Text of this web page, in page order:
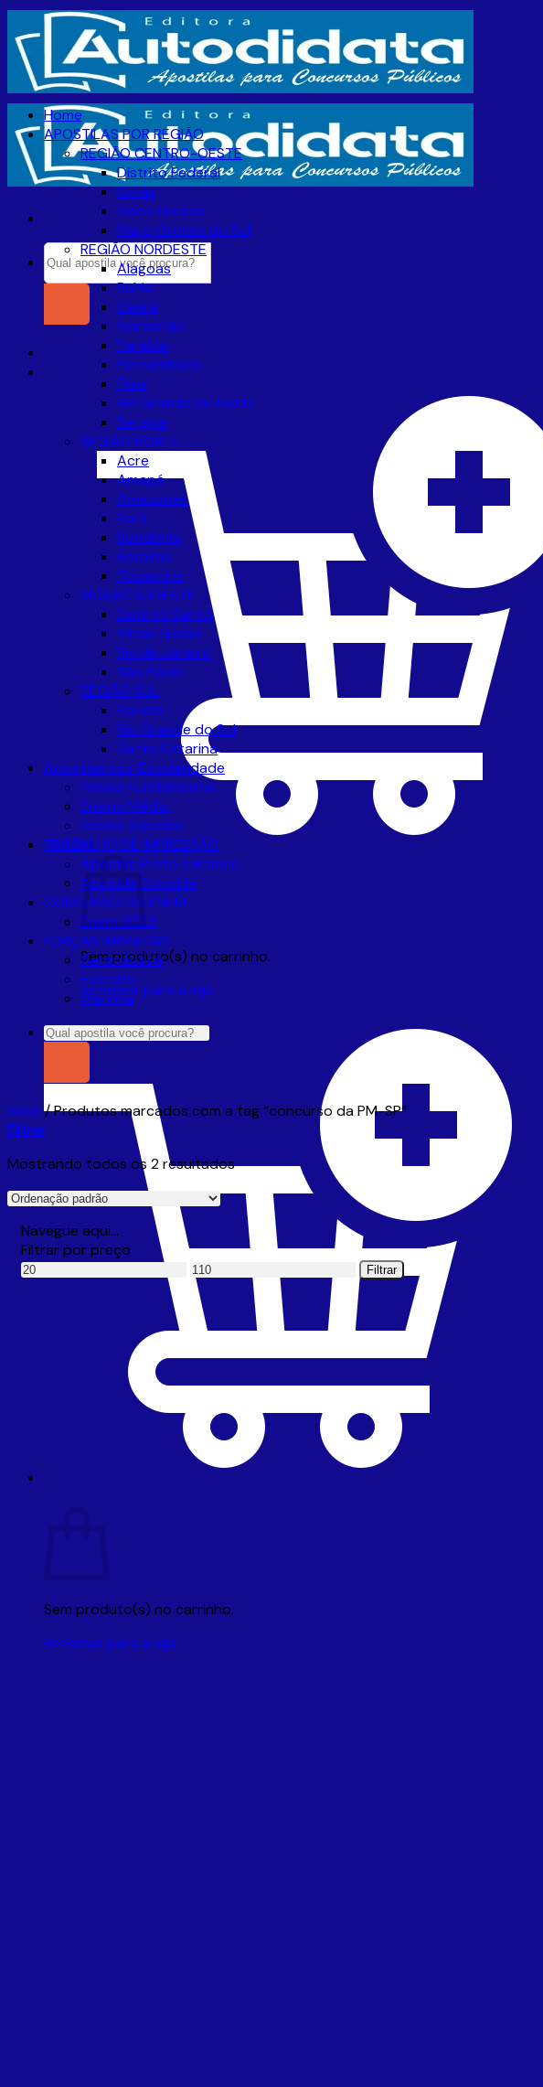
Skip
to
content
Pesquisar
por:
Entrar / Cadastre-se
R$0,00
Sem produto(s) no carrinho.
Retornar para a loja
Sem produto(s) no carrinho.
Retornar para a loja
Home
APOSTILAS POR REGIÃO
REGIÃO CENTRO-OESTE
Distrito Federal
Goiás
Mato Grosso
Mato Grosso do Sul
REGIÃO NORDESTE
Alagoas
Bahia
Ceará
Maranhão
Paraíba
Pernambuco
Piaui
Rio Grande do Norte
Sergipe
REGIÃO NORTE
Acre
Amapá
Amazonas
Pará
Rondônia
Roraima
Tocantins
REGIÃO SUDESTE
Espírito Santo
Minas Gerais
Rio de Janeiro
São Paulo
REGIÃO SUL
Paraná
Rio Grande do Sul
Santa Catarina
Apostilas por Escolaridade
Ensino Fundamental
Ensino Médio
Ensino Superior
TRABALHO DE IMPRESSÃO
Apostila Preto e Branco
Apostila Colorida
CONCURSO DO ENEM
Enem 2025
FORÇAS ARMADAS
Aeronáutica
Exército
Marinha
Pesquisar
Início /Produtos marcados com a tag “concurso da PM-SP”
Filtrar
Mostrando todos os 2 resultados
Navegue aqui…
Filtrar por preço
Preço
Preço
máximo
Filtrar